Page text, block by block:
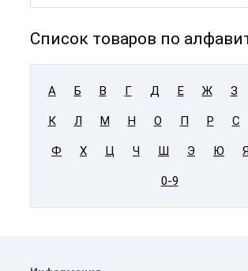
Список товаров по
А Б В Г Д Е Ж З
К Л М Н О П Р С
Ф Х Ц Ч Ш Э Ю Я
0-9